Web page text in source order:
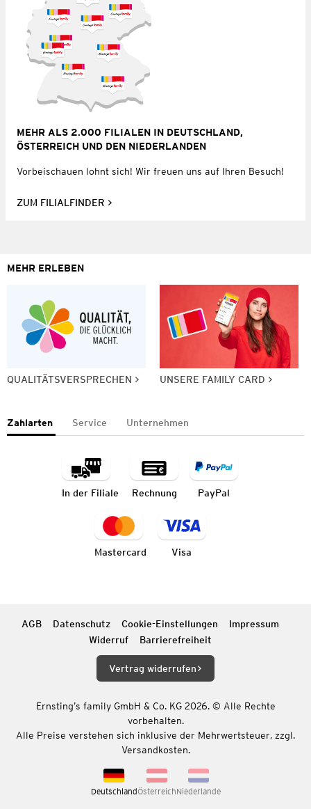
MEHR ALS 2.000 FILIALEN IN DEUTSCHLAND,
ÖSTERREICH UND DEN NIEDERLANDEN
Vorbeischauen lohnt sich! Wir freuen uns auf Ihren Besuch!
ZUM FILIALFINDER
MEHR ERLEBEN
QUALITÄTSVERSPRECHEN UNSERE FAMILY CARD
Zahlarten Service Unternehmen
In der Filiale Rechnung PayPal
Mastercard Visa
AGB Datenschutz Cookie-Einstellungen
Impressum
Widerruf
Barrierefreiheit
Vertrag widerrufen
Ernsting’s family GmbH & Co. KG 2026. © Alle Rechte
vorbehalten.
Alle Preise verstehen sich inklusive der Mehrwertsteuer, zzgl.
Versandkosten.
DeutschlandÖsterreichNiederlande